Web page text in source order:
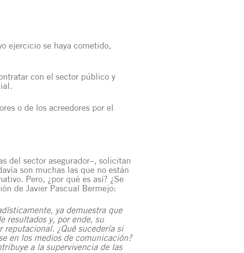
ejercicio se haya cometido,
con el sector público y
o de los acreedores por el
del sector asegurador–, solicitan
son muchas las que no están
Pero, ¿por qué es así? ¿Se
de Javier Pascual Bermejo:
ya demuestra que
resultados y, por ende, su
reputacional. ¿Qué sucedería si
en los medios de comunicación?
a la supervivencia de las